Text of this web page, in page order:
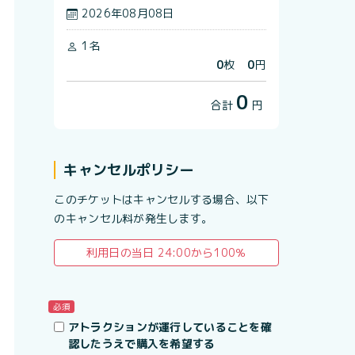
2026年08月08日
1名
0枚 0円
合計 0 円
キャンセルポリシー
このチケットはキャンセルする場合、以下
のキャンセル料が発生します。
利用日の当日 24:00から100％
必須
アトラクションが運行していることを確
認したうえで購入を希望する